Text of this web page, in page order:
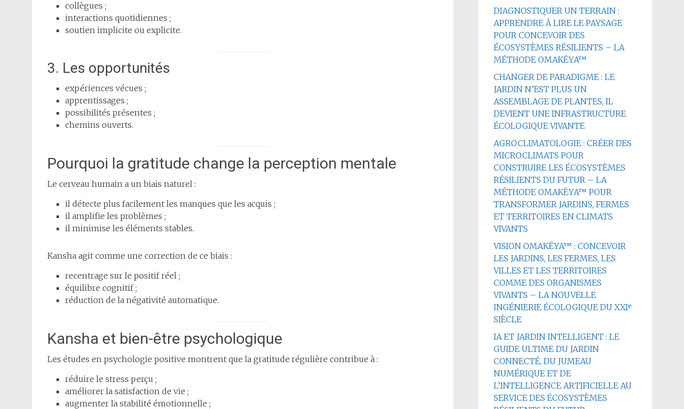
collègues ;
interactions quotidiennes ;
soutien implicite ou explicite.
3. Les opportunités
expériences vécues ;
apprentissages ;
possibilités présentes ;
chemins ouverts.
Pourquoi la gratitude change la perception mentale
Le cerveau humain a un biais naturel :
il détecte plus facilement les manques que les acquis ;
il amplifie les problèmes ;
il minimise les éléments stables.
Kansha agit comme une correction de ce biais :
recentrage sur le positif réel ;
équilibre cognitif ;
réduction de la négativité automatique.
Kansha et bien-être psychologique
Les études en psychologie positive montrent que la gratitude régulière contribue à :
réduire le stress perçu ;
améliorer la satisfaction de vie ;
augmenter la stabilité émotionnelle ;
DIAGNOSTIQUER UN TERRAIN :
APPRENDRE À LIRE LE PAYSAGE
POUR CONCEVOIR DES
ÉCOSYSTÈMES RÉSILIENTS – LA
MÉTHODE OMAKËYA™
CHANGER DE PARADIGME : LE
JARDIN N’EST PLUS UN
ASSEMBLAGE DE PLANTES, IL
DEVIENT UNE INFRASTRUCTURE
ÉCOLOGIQUE VIVANTE
AGROCLIMATOLOGIE : CRÉER DES
MICROCLIMATS POUR
CONSTRUIRE LES ÉCOSYSTÈMES
RÉSILIENTS DU FUTUR – LA
MÉTHODE OMAKËYA™ POUR
TRANSFORMER JARDINS, FERMES
ET TERRITOIRES EN CLIMATS
VIVANTS
VISION OMAKËYA™ : CONCEVOIR
LES JARDINS, LES FERMES, LES
VILLES ET LES TERRITOIRES
COMME DES ORGANISMES
VIVANTS – LA NOUVELLE
INGÉNIERIE ÉCOLOGIQUE DU XXIᵉ
SIÈCLE
IA ET JARDIN INTELLIGENT : LE
GUIDE ULTIME DU JARDIN
CONNECTÉ, DU JUMEAU
NUMÉRIQUE ET DE
L’INTELLIGENCE ARTIFICIELLE AU
SERVICE DES ÉCOSYSTÈMES